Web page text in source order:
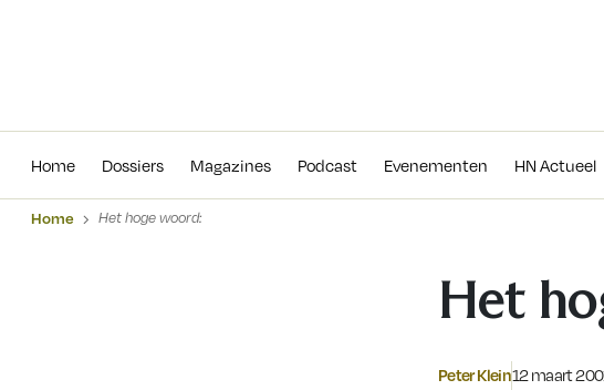
Home Dossiers Magazines Podcast Evenementen HN Actueel
Home Het hoge woord:
Het
Peter KleinGepubliceerd
12 maart